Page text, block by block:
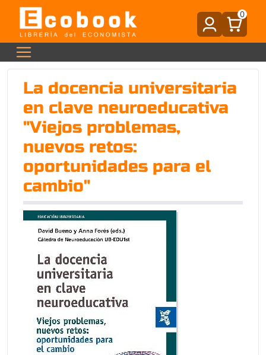
0
La docencia universitaria
en clave neuroeducativa
"Viejos problemas,
nuevos retos:
oportunidades para el
cambio"